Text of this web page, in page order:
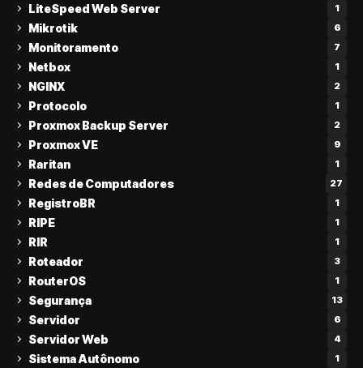
LiteSpeed Web Server 1
Mikrotik 6
Monitoramento 7
Netbox 1
NGINX 2
Protocolo 1
Proxmox Backup Server 2
Proxmox VE 9
Raritan 1
Redes de Computadores 27
RegistroBR 1
RIPE 1
RIR 1
Roteador 3
RouterOS 1
Segurança 13
Servidor 6
Servidor Web 4
Sistema Autônomo 1